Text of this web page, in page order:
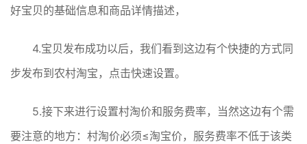
好宝贝的基础信息和商品详情描述，
4.宝贝发布成功以后，我们看到这边有个快捷的方式同
步发布到农村淘宝，点击快速设置。
5.接下来进行设置村淘价和服务费率，当然这边有个需
要注意的地方：村淘价必须≤淘宝价，服务费率不低于该类